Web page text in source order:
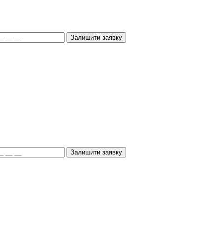
Залишити заявку
Залишити заявку